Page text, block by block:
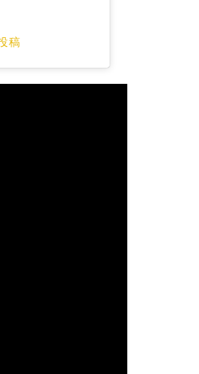
稿